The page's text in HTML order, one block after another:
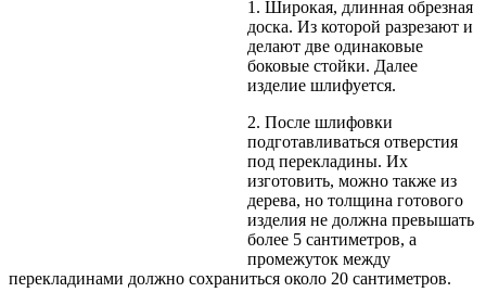
1. Широкая, длинная обрезная
доска. Из которой разрезают и
делают две одинаковые
боковые стойки. Далее
изделие шлифуется.
2. После шлифовки
подготавливаться отверстия
под перекладины. Их
изготовить, можно также из
дерева, но толщина готового
изделия не должна превышать
более 5 сантиметров, а
промежуток между
перекладинами должно сохраниться около 20 сантиметров.